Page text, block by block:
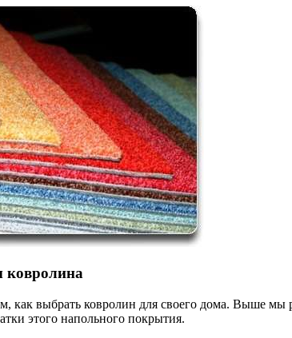
как выбрать ковролин для своего дома. Выше мы
этого напольного покрытия.